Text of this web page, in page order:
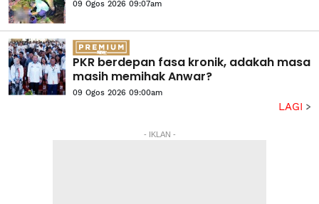
09 Ogos 2026 09:07am
PKR berdepan fasa kronik, adakah masa
masih memihak Anwar?
09 Ogos 2026 09:00am
LAGI
- IKLAN -